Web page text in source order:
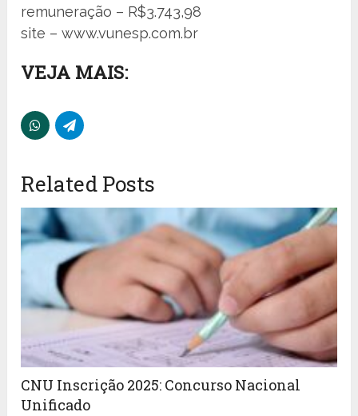
remuneração – R$3.743,98
site – www.vunesp.com.br
VEJA MAIS:
Related Posts
CNU Inscrição 2025: Concurso Nacional
Unificado